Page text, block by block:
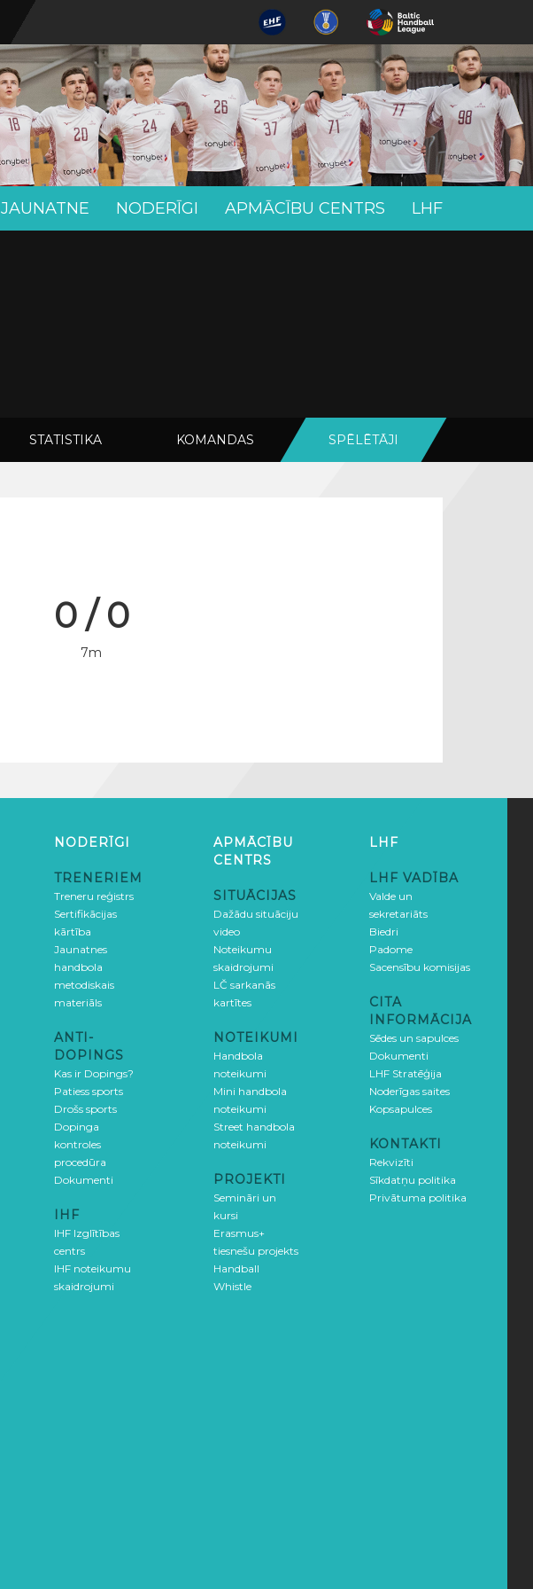
JAUNATNE NODERĪGI APMĀCĪBU CENTRS LHF
STATISTIKA KOMANDAS SPĒLĒTĀJI
0 / 0
7m
NODERĪGI
TRENERIEM
Treneru reģistrs
Sertifikācijas
kārtība
Jaunatnes
handbola
metodiskais
materiāls
ANTI-
DOPINGS
Kas ir Dopings?
Patiess sports
Drošs sports
Dopinga
kontroles
procedūra
Dokumenti
IHF
IHF Izglītības
centrs
IHF noteikumu
skaidrojumi
APMĀCĪBU
CENTRS
SITUĀCIJAS
Dažādu situāciju
video
Noteikumu
skaidrojumi
LČ sarkanās
kartītes
NOTEIKUMI
Handbola
noteikumi
Mini handbola
noteikumi
Street handbola
noteikumi
PROJEKTI
Semināri un
kursi
Erasmus+
tiesnešu projekts
Handball
Whistle
LHF
LHF VADĪBA
Valde un
sekretariāts
Biedri
Padome
Sacensību komisijas
CITA
INFORMĀCIJA
Sēdes un sapulces
Dokumenti
LHF Stratēģija
Noderīgas saites
Kopsapulces
KONTAKTI
Rekvizīti
Sīkdatņu politika
Privātuma politika